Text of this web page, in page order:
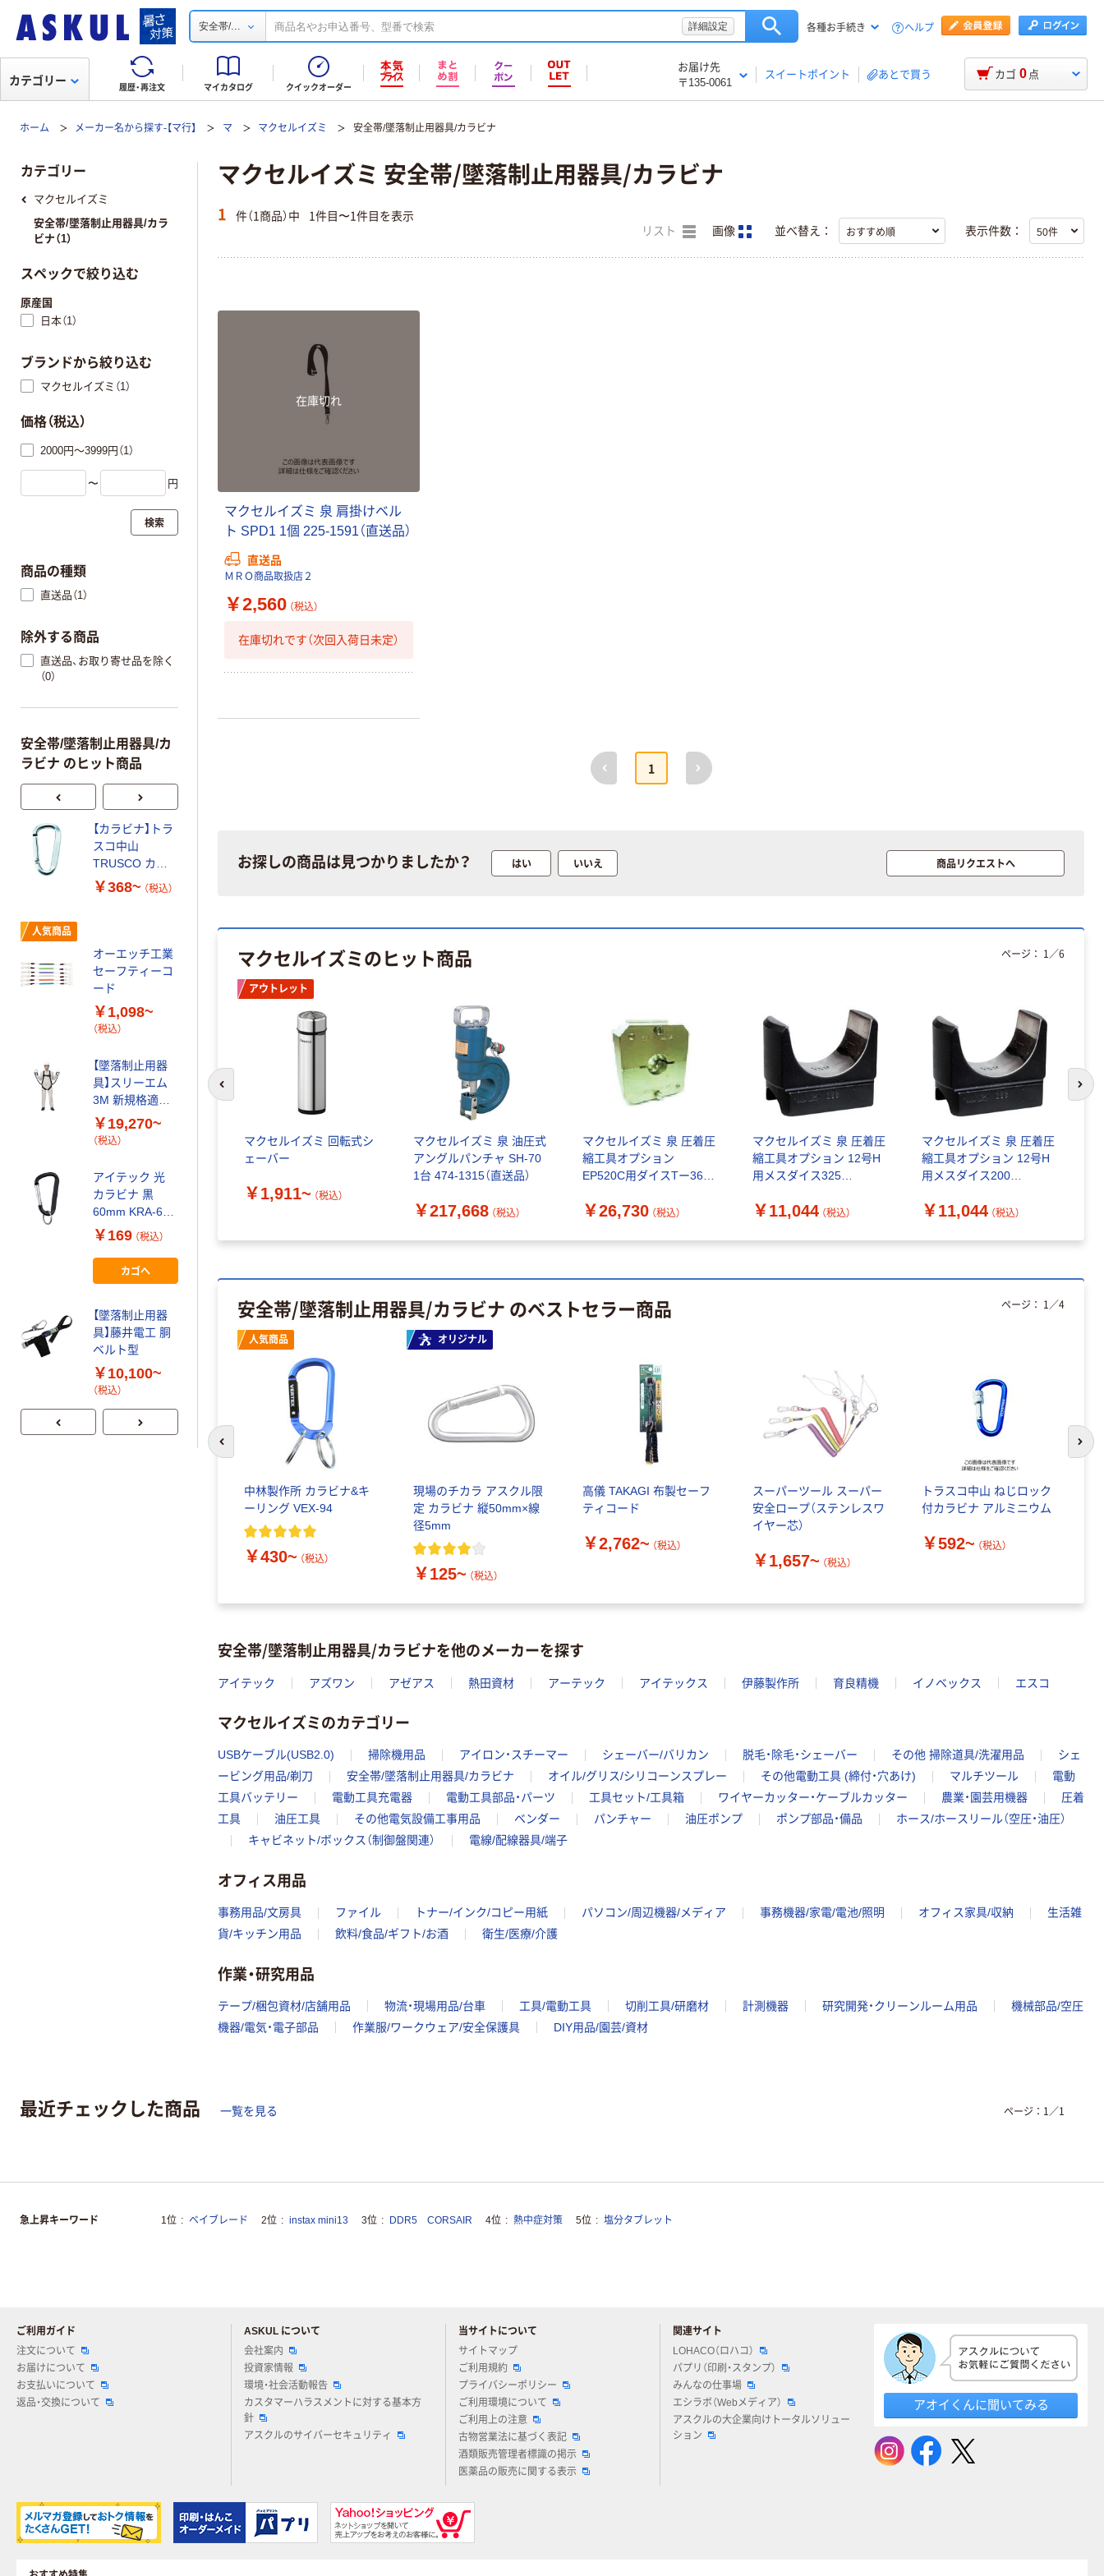
安全帯/... 詳細設定 各種お手続き ヘルプ
履歴・再注文 マイカタログ クイックオーダー
お届け先
〒135-0061
スイートポイント あとで買う
カテゴリー カゴ 0 点
ホーム メーカー名から探す-【マ行】 マ マクセルイズミ 安全帯/墜落制止用器具/カラビナ
マクセルイズミ 安全帯/墜落制止用器具/カラビナ
1 件（1商品）中 1件目〜1件目を表示
リスト 画像 並べ替え： 表示件数：
在庫切れ
マクセルイズミ 泉 肩掛けベル
ト SPD1 1個 225-1591（直送品）
直送品
ＭＲＯ商品取扱店２
￥2,560 （税込）
在庫切れです（次回入荷日未定）
前へ
1
次へ
お探しの商品は見つかりましたか？ はい いいえ 商品リクエストへ
マクセルイズミのヒット商品
アウトレット
マクセルイズミ 回転式シ
ェーバー
￥1,911~ （税込）
マクセルイズミ 泉 油圧式
アングルパンチャ SH-70
1台 474-1315（直送品）
￥217,668 （税込）
マクセルイズミ 泉 圧着圧
縮工具オプション
EP520C用ダイスTー365
8978（直送品）
￥26,730 （税込）
マクセルイズミ 泉 圧着圧
縮工具オプション 12号H
用メスダイス325
8923（直送品）
￥11,044 （税込）
マクセルイズミ 泉 圧着圧
縮工具オプション 12号H
用メスダイス200
8918（直送品）
￥11,044 （税込）
ページ： 1 ／6
次
安全帯/墜落制止用器具/カラビナ のベストセラー商品
人気商品
中林製作所 カラビナ&キ
ーリング VEX-94
￥430~ （税込）
オリジナル
現場のチカラ アスクル限
定 カラビナ 縦50mm×線
径5mm
￥125~ （税込）
高儀 TAKAGI 布製セーフ
ティコード
￥2,762~ （税込）
スーパーツール スーパー
安全ロープ（ステンレスワ
イヤー芯）
￥1,657~ （税込）
トラスコ中山 ねじロック
付カラビナ アルミニウム
￥592~ （税込）
ページ： 1 ／4
前のスライドへ 次
安全帯/墜落制止用器具/カラビナを他のメーカーを探す
アイテック アズワン アゼアス 熱田資材 アーテック アイテックス 伊藤製作所 育良精機 イノベックス エスコ
マクセルイズミのカテゴリー
USBケーブル(USB2.0) 掃除機用品 アイロン・スチーマー シェーバー/バリカン 脱毛・除毛・シェーバー その他 掃除道具/洗濯用品
シェ
ービング用品/剃刀
安全帯/墜落制止用器具/カラビナ オイル/グリス/シリコーンスプレー その他電動工具 (締付・穴あけ) マルチツール
電動
工具バッテリー
電動工具充電器 電動工具部品・パーツ 工具セット/工具箱 ワイヤーカッター・ケーブルカッター 農業・園芸用機器
圧着
工具
油圧工具 その他電気設備工事用品 ベンダー パンチャー 油圧ポンプ ポンプ部品・備品
ホース/ホースリール（空圧・油圧）
キャビネット/ボックス（制御盤関連）
電線/配線器具/端子
オフィス用品
事務用品/文房具 ファイル トナー/インク/コピー用紙 パソコン/周辺機器/メディア 事務機器/家電/電池/照明 オフィス家具/収納
生活雑
貨/キッチン用品
飲料/食品/ギフト/お酒 衛生/医療/介護
作業・研究用品
テープ/梱包資材/店舗用品 物流・現場用品/台車 工具/電動工具 切削工具/研磨材 計測機器 研究開発・クリーンルーム用品
機械部品/空圧
機器/電気・電子部品
作業服/ワークウェア/安全保護具 DIY用品/園芸/資材
カテゴリー
マクセルイズミ
安全帯/墜落制止用器具/カラ
ビナ（1）
スペックで絞り込む
原産国
日本（1）
ブランドから絞り込む
マクセルイズミ（1）
価格（税込）
2000円～3999円（1）
〜 円
検索
商品の種類
直送品（1）
除外する商品
直送品、お取り寄せ品を除く
（0）
安全帯/墜落制止用器具/カ
ラビナ のヒット商品
【カラビナ】トラ
スコ中山
TRUSCO カラ
ビナ
￥368~ （税込）
人気商品
オーエッチ工業
セーフティーコ
ード
￥1,098~
（税込）
【墜落制止用器
具】スリーエム
3M 新規格適合
フルハーネス型
安全帯 セット品
￥19,270~
（税込）
アイテック 光
カラビナ 黒
60mm KRA-601
1個 820-
￥169 （税込）
カゴへ
【墜落制止用器
具】藤井電工 胴
ベルト型
￥10,100~
（税込）
on） バーコ ラン
OH 安全ロープ
落下防止用セー
フティコード
（ステンレスワ
イヤー）SCN-
￥1,417 （税込）
中林製作所 山菜
熊ベル
￥1,452~
ビッグマン
CARABINER（カ
ラビナ）・AFC6-
8￥675~ （税込）
新規格適合 フル
ハーネス型安全
ーネスGS”（SEG
ル） スチール製
バックル
（税込）
中林製作所 紛失
防止カールコー
ド BLT
￥870~
D環 FL 藤井電
SOTN
（税込）
胴ベルト（ドッ
ト柄・ワンフィ
ンガーバック
ル）
￥5,725~
胴ベルト（ボー
ダー柄・ワンフ
ル）￥5,725~
（税込）
藤井電工 胴ベル
ランヤード
人気商品
￥1,098~
【墜落制止用器
具】スリーエム
3M 新規格適合
フルハーネス型
安全帯 セット品
（税込）
アイテック 光
60mm KRA-601
1603（直送品）
￥10,100~
（税込）
最近チェックした商品 一覧を見る ページ： 1 ／1
急上昇キーワード 1位 ベイブレード 2位 instax mini13 3位 DDR5 CORSAIR 4位 熱中症対策 5位 塩分タブレット
ご利用ガイド
注文について
お届けについて
お支払いについて
返品・交換について
ASKUL について
会社案内
投資家情報
環境・社会活動報告
カスタマーハラスメントに対する基本方
針
アスクルのサイバーセキュリティ
当サイトについて
サイトマップ
ご利用規約
プライバシーポリシー
ご利用環境について
ご利用上の注意
古物営業法に基づく表記
酒類販売管理者標識の掲示
医薬品の販売に関する表示
関連サイト
LOHACO（ロハコ）
パプリ（印刷・スタンプ）
みんなの仕事場
エシラボ（Webメディア）
アスクルの大企業向けトータルソリュー
ション
アオイくんに聞いてみる